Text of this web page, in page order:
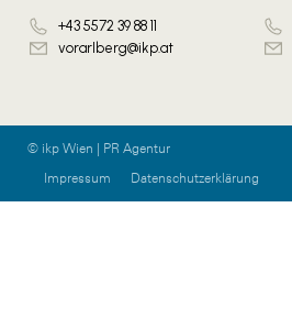
+43 5572 39 88 11
vorarlberg@ikp.at
© ikp Wien | PR Agentur
Impressum
Datenschutzerklärung